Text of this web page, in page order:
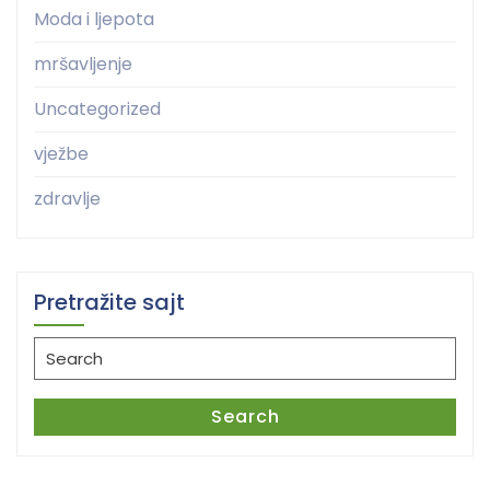
Moda i ljepota
mršavljenje
Uncategorized
vježbe
zdravlje
Pretražite sajt
Search
for:
Search